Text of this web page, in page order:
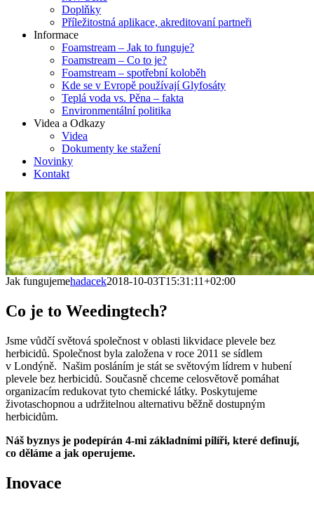
Doplňky
Příležitostná aplikace, akreditovaní partneři
Informace
Foamstream – Jak to funguje?
Foamstream – Co to je?
Foamstream – spotřební koloběh
Kde se v Evropě používají Glyfosáty
Teplá voda vs. Pěna – fakta
Environmentální politika
Videa a Odkazy
Videa
Dokumenty ke stažení
Novinky
Kontakt
Jak fungujemehadacek2018-10-03T15:31:11+02:00
Co je to Weedingtech?
Jsme vůdčí světová společnost v oblasti likvidace plevele bez
herbicidů. Společnost byla založena v roce 2011 se sídlem
v Londýně. Našim posláním je stát se světovým lídrem v hubení
plevele bez herbicidů. Současně chceme celosvětově pomáhat
organizacím redukovat tyto chemické látky. Poskytujeme
životaschopnou a udržitelnou alternativu běžně dostupným
herbicidům.
Náš byznys je podepírán 4-mi základními pilíři, které definují,
co děláme a jak operujeme.
Inovace